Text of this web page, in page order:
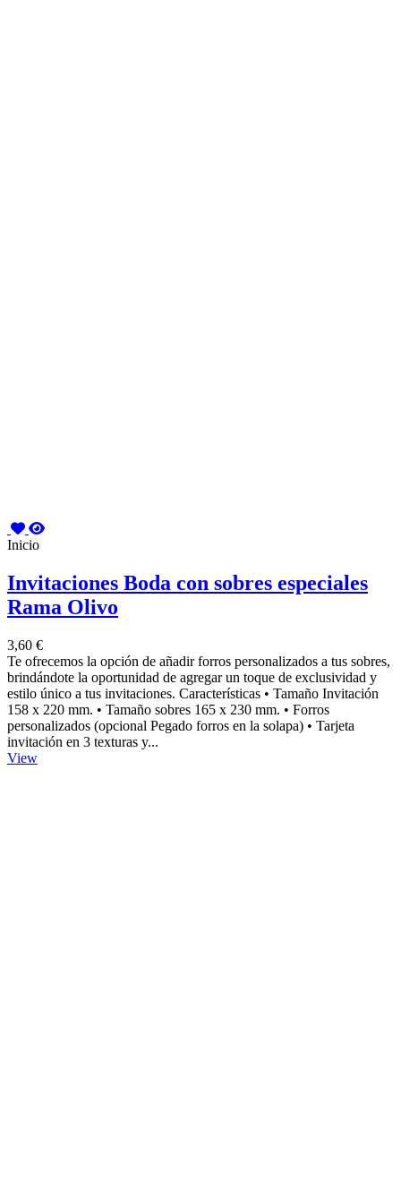
Inicio
Invitaciones Boda con sobres especiales
Rama Olivo
3,60 €
Te ofrecemos la opción de añadir forros personalizados a tus sobres,
brindándote la oportunidad de agregar un toque de exclusividad y
estilo único a tus invitaciones. Características • Tamaño Invitación
158 x 220 mm. • Tamaño sobres 165 x 230 mm. • Forros
personalizados (opcional Pegado forros en la solapa) • Tarjeta
invitación en 3 texturas y...
View